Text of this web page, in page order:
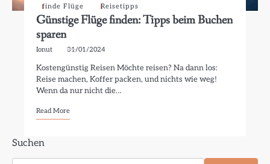
finde Flüge Reisetipps
Günstige Flüge finden: Tipps beim Buchen
sparen
Ionut 31/01/2024
Kostengünstig Reisen Möchte reisen? Na dann los:
Reise machen, Koffer packen, und nichts wie weg!
Wenn da nur nicht die…
Read More
Suchen